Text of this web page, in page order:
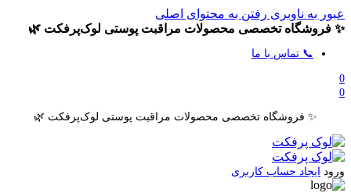
عبور به ناوبری رفتن به محتوای اصلی
✨ فروشگاه تخصصی محصولات مراقبت پوستی لوک‌پرفکت 🌿
📞 تماس با ما
0
0
✨ فروشگاه تخصصی محصولات مراقبت پوستی لوک‌پرفکت 🌿
ورود ایجاد حساب کاربری